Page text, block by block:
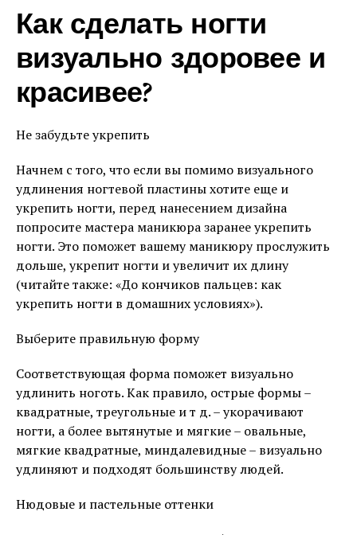
Как сделать ногти
визуально здоровее и
красивее?
Не забудьте укрепить
Начнем с того, что если вы помимо визуального
удлинения ногтевой пластины хотите еще и
укрепить ногти, перед нанесением дизайна
попросите мастера маникюра заранее укрепить
ногти. Это поможет вашему маникюру прослужить
дольше, укрепит ногти и увеличит их длину
(читайте также: «До кончиков пальцев: как
укрепить ногти в домашних условиях»).
Выберите правильную форму
Соответствующая форма поможет визуально
удлинить ноготь. Как правило, острые формы –
квадратные, треугольные и т д. – укорачивают
ногти, а более вытянутые и мягкие – овальные,
мягкие квадратные, миндалевидные – визуально
удлиняют и подходят большинству людей.
Нюдовые и пастельные оттенки